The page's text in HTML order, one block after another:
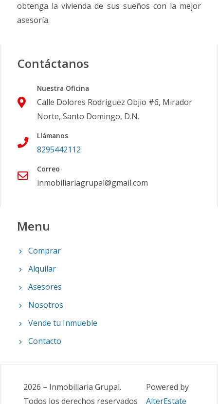
obtenga la vivienda de sus sueños con la mejor
asesoría.
Contáctanos
Nuestra Oficina
Calle Dolores Rodriguez Objio #6, Mirador
Norte, Santo Domingo, D.N.
Llámanos
8295442112
Correo
inmobiliariagrupal@gmail.com
Menu
Comprar
Alquilar
Asesores
Nosotros
Vende tu Inmueble
Contacto
2026 – Inmobiliaria Grupal.
Todos los derechos reservados
Powered by
AlterEstate